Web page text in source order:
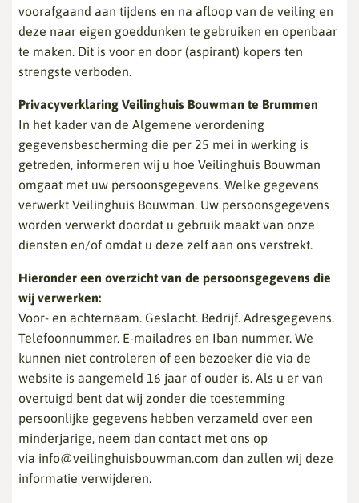
voorafgaand aan tijdens en na afloop van de veiling en
deze naar eigen goeddunken te gebruiken en openbaar
te maken. Dit is voor en door (aspirant) kopers ten
strengste verboden.
Privacyverklaring Veilinghuis Bouwman te Brummen
In het kader van de Algemene verordening
gegevensbescherming die per 25 mei in werking is
getreden, informeren wij u hoe Veilinghuis Bouwman
omgaat met uw persoonsgegevens. Welke gegevens
verwerkt Veilinghuis Bouwman. Uw persoonsgegevens
worden verwerkt doordat u gebruik maakt van onze
diensten en/of omdat u deze zelf aan ons verstrekt.
Hieronder een overzicht van de persoonsgegevens die
wij verwerken:
Voor- en achternaam. Geslacht. Bedrijf. Adresgegevens.
Telefoonnummer. E-mailadres en Iban nummer. We
kunnen niet controleren of een bezoeker die via de
website is aangemeld 16 jaar of ouder is. Als u er van
overtuigd bent dat wij zonder die toestemming
persoonlijke gegevens hebben verzameld over een
minderjarige, neem dan contact met ons op
via info@veilinghuisbouwman.com dan zullen wij deze
informatie verwijderen.